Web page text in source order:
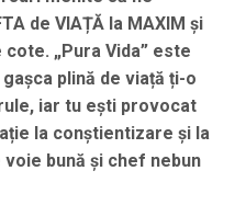
de VIAȚĂ la MAXIM și
cote. „Pura Vida” este
plină de viață ți-o
iar tu ești provocat
la conștientizare și la
bună și chef nebun